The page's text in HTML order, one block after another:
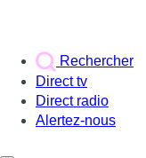
Rechercher
Direct tv
Direct radio
Alertez-nous